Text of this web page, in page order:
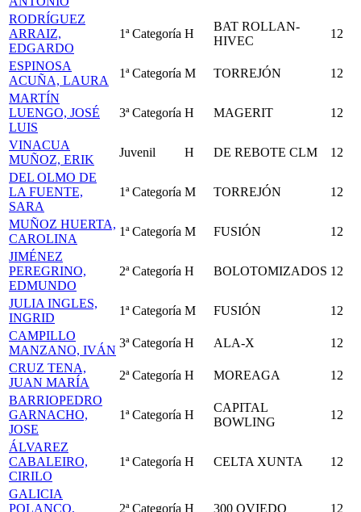
RODRÍGUEZ
ARRAIZ,
EDGARDO
1ª Categoría H
BAT ROLLAN-
HIVEC
12
ESPINOSA
ACUÑA, LAURA
1ª Categoría M TORREJÓN
12
MARTÍN
LUENGO, JOSÉ
LUIS
3ª Categoría H MAGERIT 12
VINACUA
MUÑOZ, ERIK
Juvenil H DE REBOTE CLM
12
DEL OLMO DE
LA FUENTE,
SARA
1ª Categoría M TORREJÓN 12
MUÑOZ HUERTA,
CAROLINA
1ª Categoría M FUSIÓN
12
JIMÉNEZ
PEREGRINO,
EDMUNDO
2ª Categoría H BOLOTOMIZADOS 12
JULIA INGLES,
INGRID
1ª Categoría M FUSIÓN
12
CAMPILLO
MANZANO, IVÁN
3ª Categoría H ALA-X
12
CRUZ TENA,
JUAN MARÍA
2ª Categoría H MOREAGA
12
BARRIOPEDRO
GARNACHO,
JOSE
1ª Categoría H
CAPITAL
BOWLING
12
ÁLVAREZ
CABALEIRO,
CIRILO
1ª Categoría H CELTA XUNTA 12
GALICIA
POLANCO,
2ª Categoría H 300 OVIEDO 12